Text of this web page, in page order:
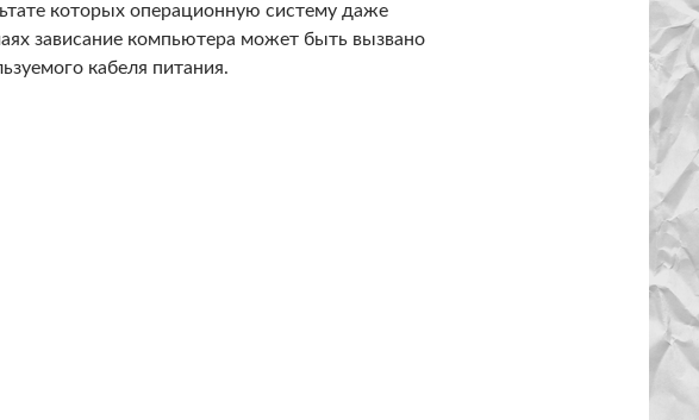
которых операционную систему даже
зависание компьютера может быть вызвано
кабеля питания.
ли плохой кабель питания привести к зависанию компьютера?